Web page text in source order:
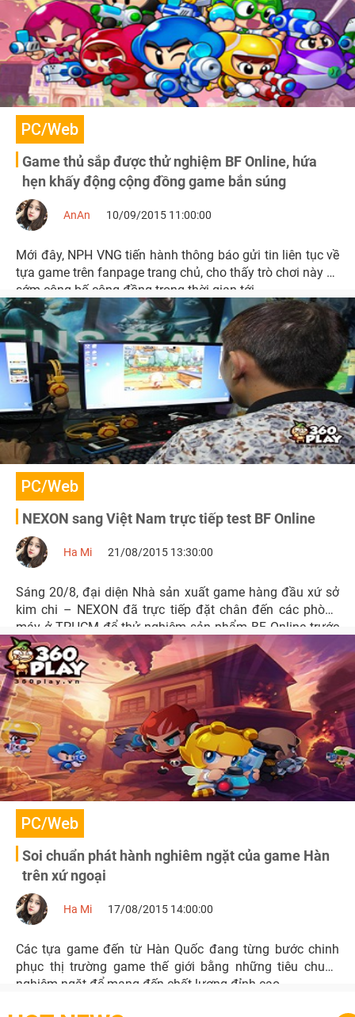
PC/Web
Game thủ sắp được thử nghiệm BF Online, hứa
hẹn khấy động cộng đồng game bắn súng
AnAn 10/09/2015 11:00:00
Mới đây, NPH VNG tiến hành thông báo gửi tin liên tục về
tựa game trên fanpage trang chủ, cho thấy trò chơi này sẽ
sớm công bố cộng đồng trong thời gian tới.
PC/Web
NEXON sang Việt Nam trực tiếp test BF Online
Ha Mi 21/08/2015 13:30:00
Sáng 20/8, đại diện Nhà sản xuất game hàng đầu xứ sở
kim chi – NEXON đã trực tiếp đặt chân đến các phòng
máy ở TPHCM để thử nghiệm sản phẩm BF Online trước
khi game chính thức trình làng.
PC/Web
Soi chuẩn phát hành nghiêm ngặt của game Hàn
trên xứ ngoại
Ha Mi 17/08/2015 14:00:00
Các tựa game đến từ Hàn Quốc đang từng bước chinh
phục thị trường game thế giới bằng những tiêu chuẩn
nghiêm ngặt để mang đến chất lượng đỉnh cao.